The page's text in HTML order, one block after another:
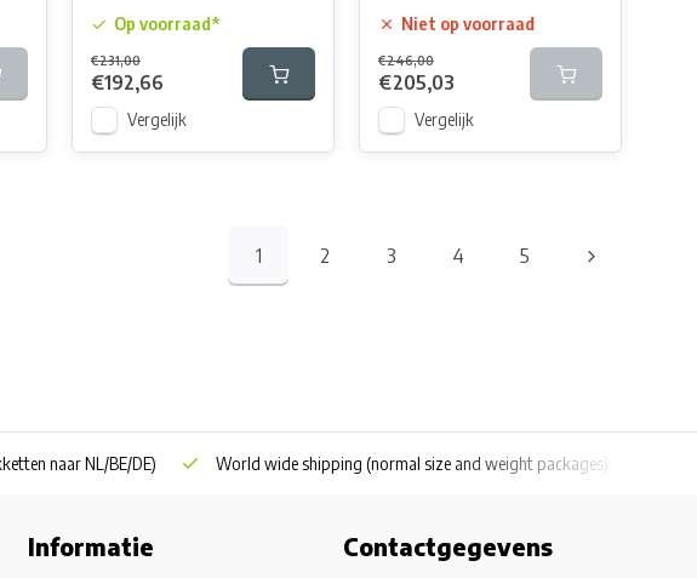
Op voorraad*
€231,00
€192,66
Vergelijk
Niet op voorraad
€246,00
€205,03
Vergelijk
1 2 3 4 5
naar NL/BE/DE) World wide shipping (normal size and weight packages)
Informatie Contactgegevens